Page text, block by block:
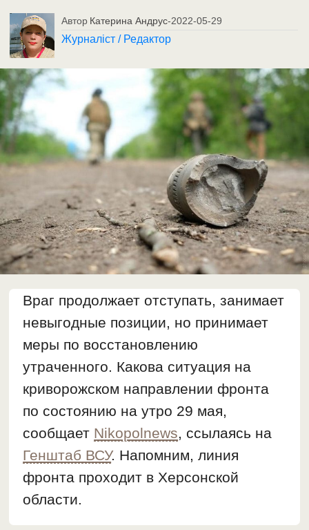
Автор Катерина Андрус-2022-05-29
Журналіст / Редактор
Враг продолжает отступать, занимает
невыгодные позиции, но принимает
меры по восстановлению
утраченного. Какова ситуация на
криворожском направлении фронта
по состоянию на утро 29 мая,
сообщает Nikopolnews, ссылаясь на
Генштаб ВСУ. Напомним, линия
фронта проходит в Херсонской
области.